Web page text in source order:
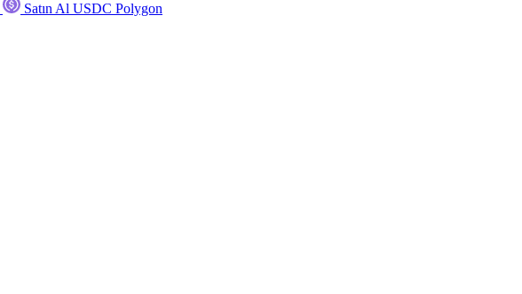
Satın Al USDC Polygon